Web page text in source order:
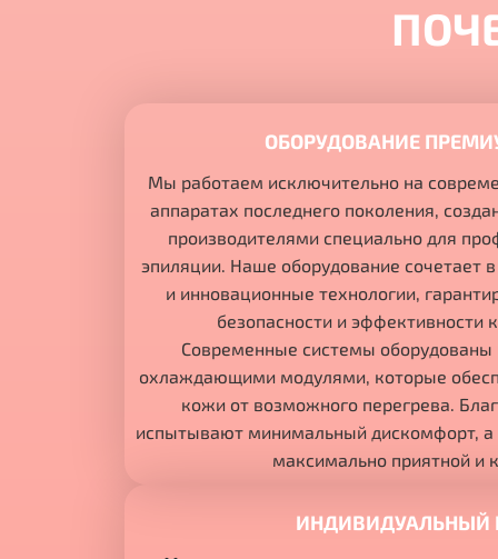
ОБОРУДОВАНИЕ
Мы работаем исключительно на
аппаратах последнего поколения,
производителями специально для
эпиляции. Наше оборудование сочетает
и инновационные технологии,
безопасности и эффективности
Современные системы
охлаждающими модулями, которые
кожи от возможного перегрева.
испытывают минимальный дискомфорт, а
максимально приятной и
ИНДИВИДУАЛЬНЫЙ